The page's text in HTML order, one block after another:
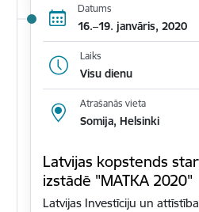
Datums
16.–19. janvāris, 2020
Laiks
Visu dienu
Atrašanās vieta
Somija, Helsinki
Latvijas kopstends
izstādē "MATKA 2020"
Latvijas Investīciju un